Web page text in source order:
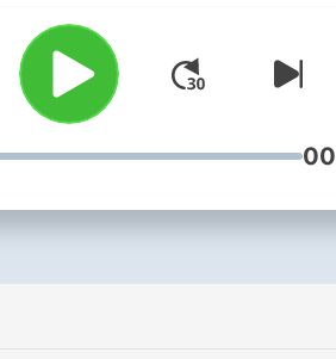
rollo. Los domingos, en
directo, de 1h a 5h.